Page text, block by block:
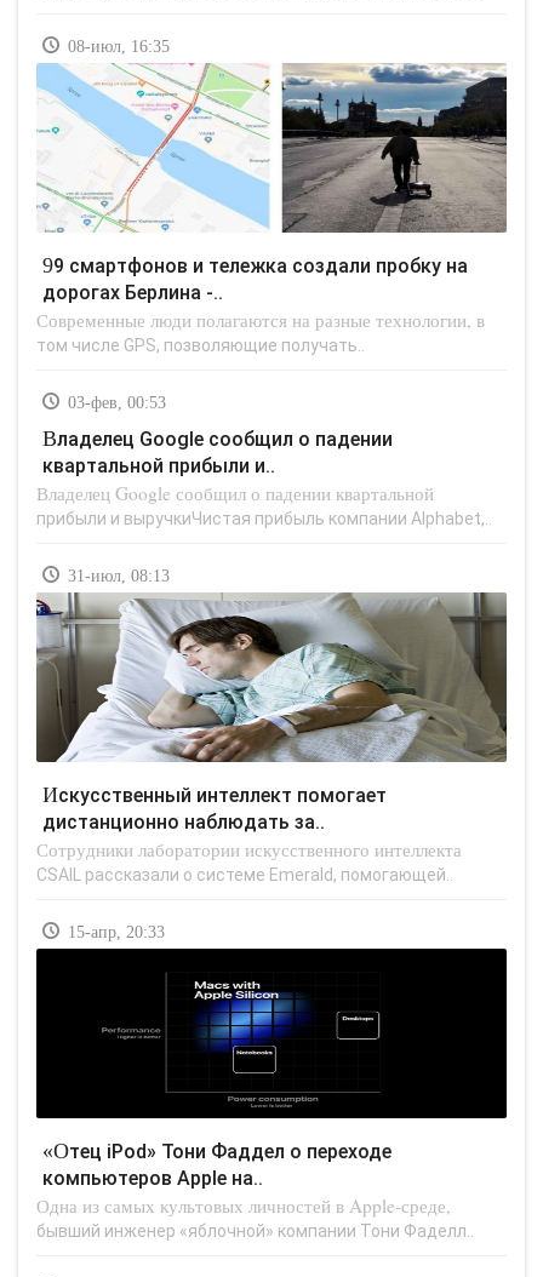
08-июл, 16:35
99 смартфонов и тележка создали пробку на
дорогах Берлина -..
Современные люди полагаются на разные технологии, в
том числе GPS, позволяющие получать..
03-фев, 00:53
Владелец Google сообщил о падении
квартальной прибыли и..
Владелец Google сообщил о падении квартальной
прибыли и выручкиЧистая прибыль компании Alphabet,..
31-июл, 08:13
Искусственный интеллект помогает
дистанционно наблюдать за..
Сотрудники лаборатории искусственного интеллекта
CSAIL рассказали о системе Emerald, помогающей..
15-апр, 20:33
«Отец iPod» Тони Фаддел о переходе
компьютеров Apple на..
Одна из самых культовых личностей в Apple-среде,
бывший инженер «яблочной» компании Тони Фаделл..